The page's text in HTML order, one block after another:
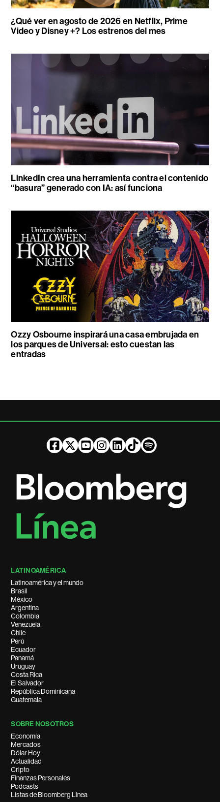
¿Qué ver en agosto de 2026 en Netflix, Prime
Video y Disney +? Los estrenos del mes
LinkedIn crea una herramienta contra el contenido
“basura” generado con IA: así funciona
Ozzy Osbourne inspirará una casa embrujada en
los parques de Universal: esto cuestan las
entradas
LATINOAMÉRICA
Latinoamérica y el mundo
Brasil
México
Argentina
Colombia
Venezuela
Chile
Perú
Ecuador
Panamá
Uruguay
Costa Rica
El Salvador
República Dominicana
Guatemala
SOBRE NOSOTROS
Economía
Mercados
Dólar Hoy
Actualidad
Cripto
Finanzas Personales
Podcasts
Listas de Bloomberg Línea